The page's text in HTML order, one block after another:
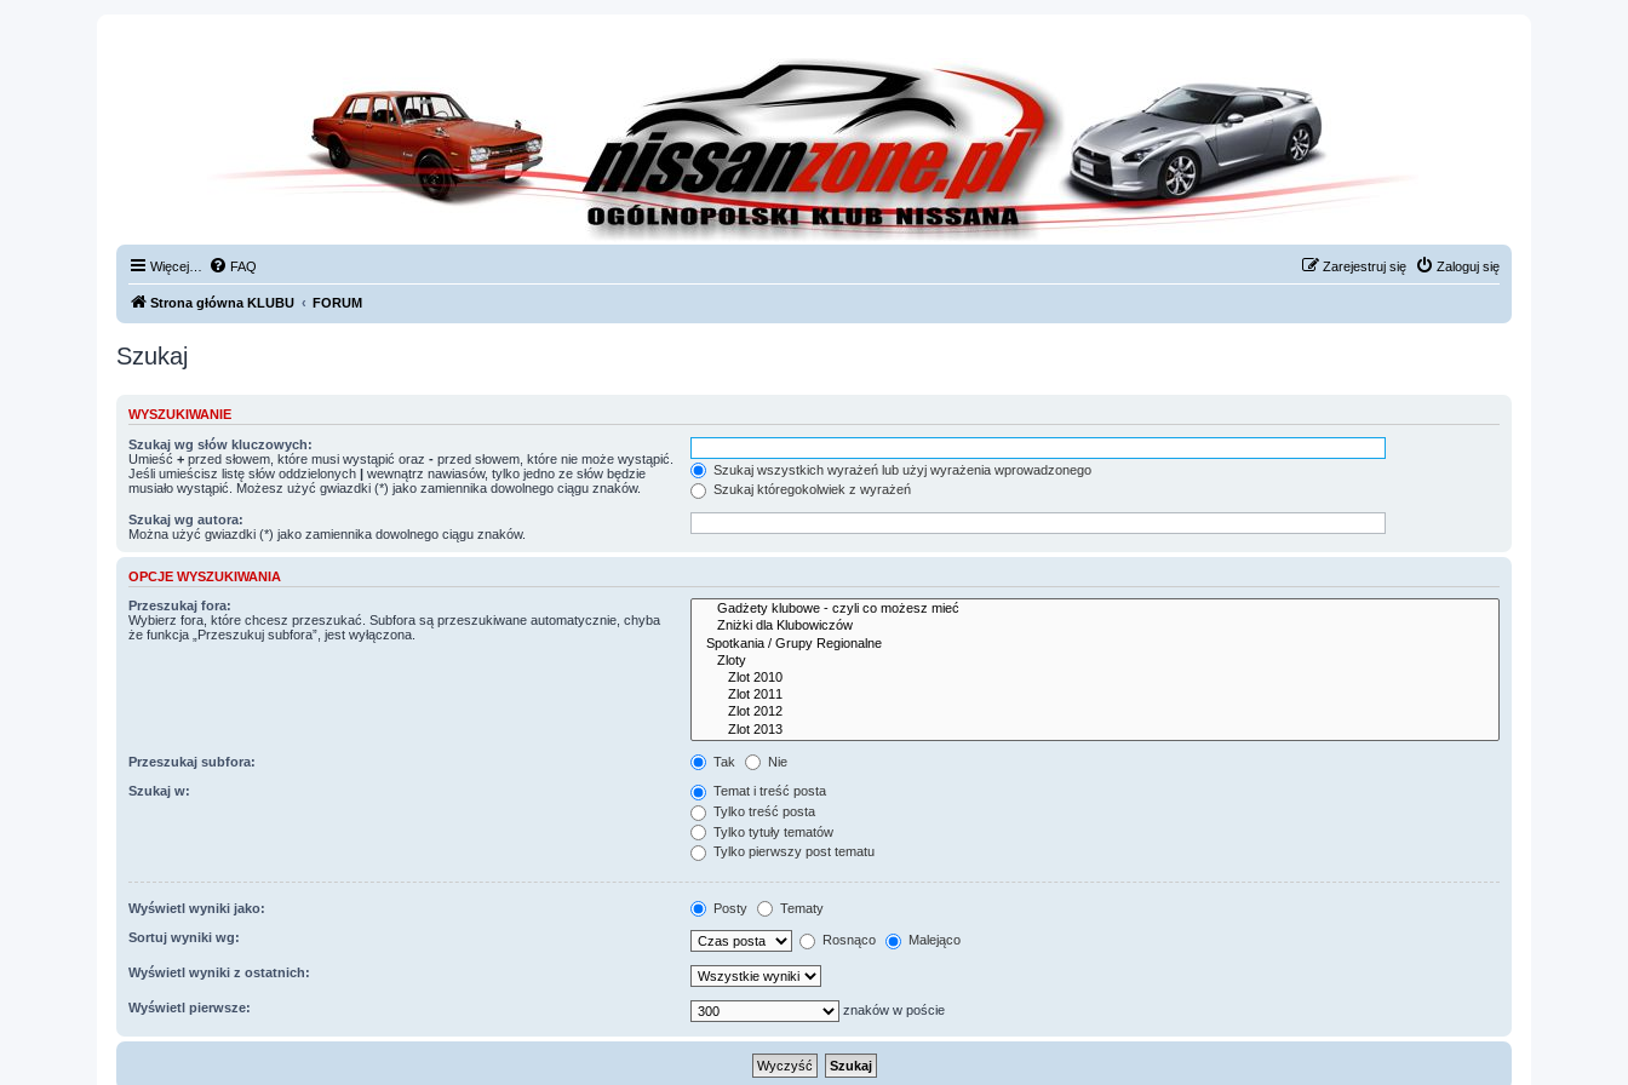
Więcej… FAQ Zaloguj się
Zarejestruj się
Strona główna KLUBU FORUM
Szukaj
WYSZUKIWANIE
Szukaj wg słów kluczowych:
Umieść + przed słowem, które musi wystąpić oraz - przed słowem, które nie może wystąpić.
Jeśli umieścisz listę słów oddzielonych | wewnątrz nawiasów, tylko jedno ze słów będzie
musiało wystąpić. Możesz użyć gwiazdki (*) jako zamiennika dowolnego ciągu znaków.
Szukaj wszystkich wyrażeń lub użyj wyrażenia wprowadzonego
Szukaj któregokolwiek z wyrażeń
Szukaj wg autora:
Można użyć gwiazdki (*) jako zamiennika dowolnego ciągu znaków.
OPCJE WYSZUKIWANIA
Przeszukaj fora:
Wybierz fora, które chcesz przeszukać. Subfora są przeszukiwane automatycznie, chyba
że funkcja „Przeszukuj subfora”, jest wyłączona.
Przeszukaj subfora: Tak Nie
Szukaj w:
Temat i treść posta
Tylko treść posta
Tylko tytuły tematów
Tylko pierwszy post tematu
Wyświetl wyniki jako: Posty Tematy
Sortuj wyniki wg: Rosnąco Malejąco
Wyświetl wyniki z ostatnich:
Wyświetl pierwsze: znaków w poście